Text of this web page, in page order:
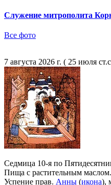
Служение митрополита
Все фото
7 августа 2026 г. ( 25 июля
Седмица 10-я по
Пища с растительным маслом.
Успение прав. Анны (икона),